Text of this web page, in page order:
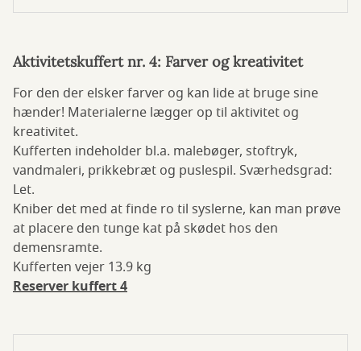
Aktivitetskuffert nr. 4: Farver og kreativitet
For den der elsker farver og kan lide at bruge sine
hænder! Materialerne lægger op til aktivitet og
kreativitet.
Kufferten indeholder bl.a. malebøger, stoftryk,
vandmaleri, prikkebræt og puslespil. Sværhedsgrad:
Let.
Kniber det med at finde ro til syslerne, kan man prøve
at placere den tunge kat på skødet hos den
demensramte.
Kufferten vejer 13.9 kg
Reserver kuffert 4